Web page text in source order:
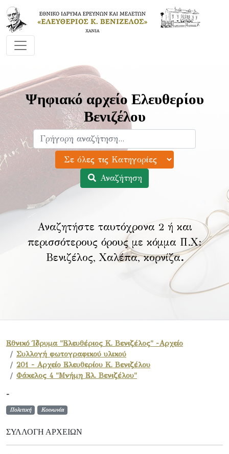
Ψηφιακό αρχείο Ελευθερίου
Βενιζέλου
Αναζήτηση
Αναζητήστε ταυτόχρονα 2 ή και
περισσότερους όρους με κόμμα Π.Χ:
Βενιζέλος, Χαλέπα, κορνίζα.
Εθνικό Ίδρυμα "Ελευθέριος Κ. Βενιζέλος" -Αρχείο
Συλλογή φωτογραφικού υλικού
201 - Αρχείο Ελευθερίου Κ. Βενιζέλου
Φάκελος 4 "Μνήμη Ελ. Βενιζέλου"
-
Πολιτική Κοινωνία
ΣΥΛΛΟΓΉ ΑΡΧΕΊΩΝ